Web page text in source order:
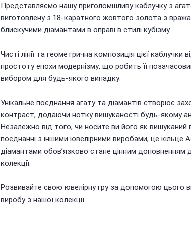
Представляємо нашу приголомшливу каблучку з
виготовлену з 18-каратного жовтого золота з
блискучими діамантами в оправі в стилі кубізму.
Чисті лінії та геометрична композиція цієї каблучки
простоту епохи модернізму, що робить її
вибором для будь-якого випадку.
Унікальне поєднання агату та діамантів створює
контраст, додаючи нотку вишуканості будь-якому
Незалежно від того, чи носите ви його як вишуканий
поєднанні з іншими ювелірними виробами, це кільце
діамантами обов’язково стане цінним доповненням
колекції.
Розвивайте свою ювелірну гру за допомогою цього
виробу з нашої колекції.